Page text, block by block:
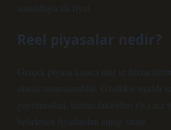
sunulduğu ilk fiyat.
Reel piyasalar nedir?
Gerçek piyasa kısaca mal ve hizmetlerin
olarak tanımlanabilir. Özellikle maddi
gayrimenkul, üretim faktörleri vb.) arz
belirlenen fiyatlardan alınıp satılır.